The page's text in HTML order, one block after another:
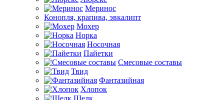
Меринос
Конопля, крапива, эвкалипт
Мохер
Норка
Носочная
Пайетки
Смесовые составы
Твид
Фантазийная
Хлопок